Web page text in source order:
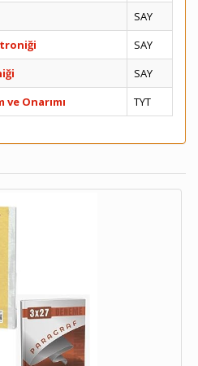
SAY
SAY
SAY
Onarımı
TYT